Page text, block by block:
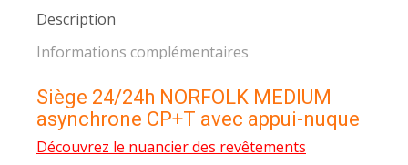
Description
Informations complémentaires
Siège 24/24h NORFOLK MEDIUM
asynchrone CP+T avec appui-nuque
Découvrez le nuancier des revêtements